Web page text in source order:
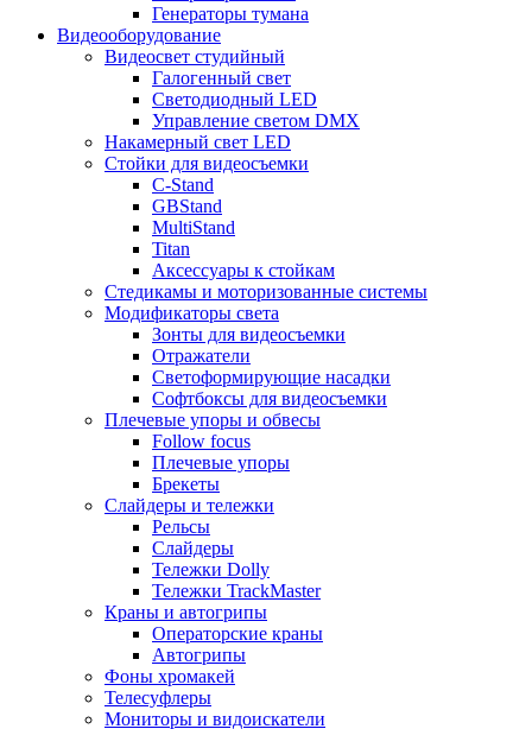
Генераторы тумана
Видеооборудование
Видеосвет студийный
Галогенный свет
Светодиодный LED
Управление светом DMX
Накамерный свет LED
Стойки для видеосъемки
C-Stand
GBStand
MultiStand
Titan
Аксессуары к стойкам
Стедикамы и моторизованные системы
Модификаторы света
Зонты для видеосъемки
Отражатели
Светоформирующие насадки
Софтбоксы для видеосъемки
Плечевые упоры и обвесы
Follow focus
Плечевые упоры
Брекеты
Слайдеры и тележки
Рельсы
Слайдеры
Тележки Dolly
Тележки TrackMaster
Краны и автогрипы
Операторские краны
Автогрипы
Фоны хромакей
Телесуфлеры
Мониторы и видоискатели